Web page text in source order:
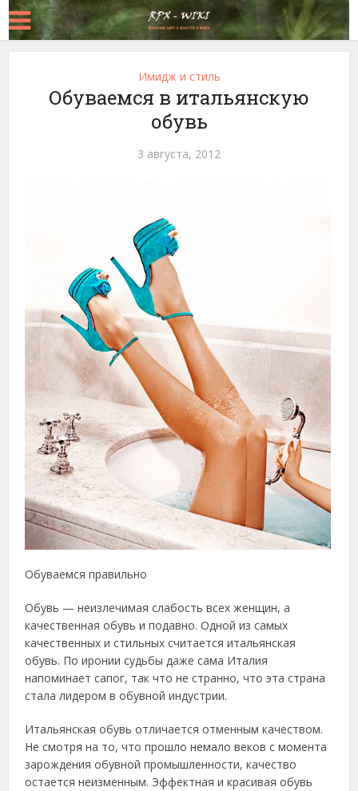
Имидж и стиль
Обуваемся в итальянскую
обувь
3 августа, 2012
Обуваемся правильно
Обувь — неизлечимая слабость всех женщин, а
качественная обувь и подавно. Одной из самых
качественных и стильных считается итальянская
обувь. По иронии судьбы даже сама Италия
напоминает сапог, так что не странно, что эта страна
стала лидером в обувной индустрии.
Итальянская обувь отличается отменным качеством.
Не смотря на то, что прошло немало веков с момента
зарождения обувной промышленности, качество
остается неизменным. Эффектная и красивая обувь